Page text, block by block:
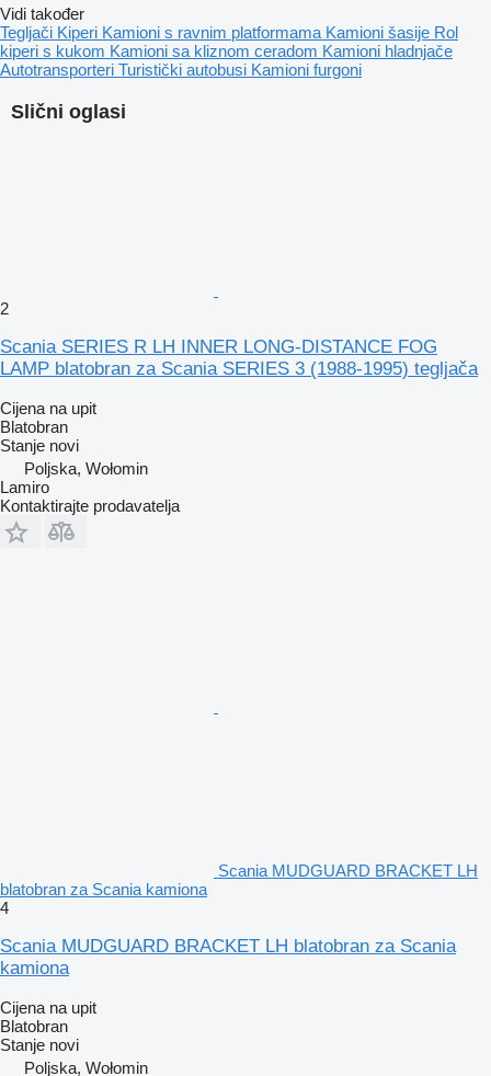
Slični oglasi
2
Scania SERIES R LH INNER LONG-DISTANCE FOG
LAMP blatobran za Scania SERIES 3 (1988-1995) tegljača
Cijena na upit
Blatobran
Stanje novi
Poljska, Wołomin
Lamiro
Kontaktirajte prodavatelja
Scania MUDGUARD BRACKET LH
blatobran za Scania kamiona
4
Scania MUDGUARD BRACKET LH blatobran za Scania
kamiona
Cijena na upit
Blatobran
Stanje novi
Poljska, Wołomin
Vidi također
Tegljači Kiperi Kamioni s ravnim platformama Kamioni šasije Rol
kiperi s kukom Kamioni sa kliznom ceradom Kamioni hladnjače
Autotransporteri Turistički autobusi Kamioni furgoni